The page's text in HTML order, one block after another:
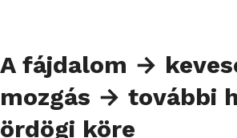
A fájdalom →
mozgás → további
ördögi köre